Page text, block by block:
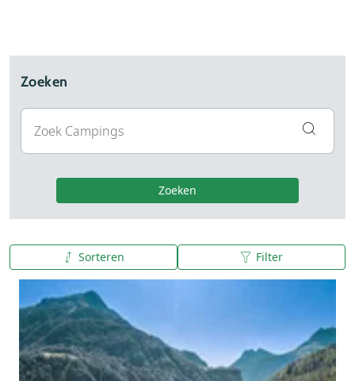
Zoeken
Zoeken
Sorteren Filter
A tot Z
Z tot A